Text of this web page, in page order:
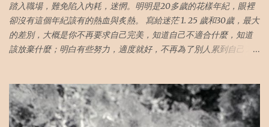
踏入職場，難免陷入內耗，迷惘。明明是20多歲的花樣年紀，眼裡
卻沒有這個年紀該有的熱血與炙熱。 寫給迷茫 1. 25 歲和30歲，最大
的差別，大概是你不再要求自己完美，知道自己不適合什麼，知道
該放棄什麼；明白有些努力，適度就好，不再為了別人累到自己 25
結果） 。 2. 不再需要靠別人讚美來成就自己 （無可否認，人是需要
來自他人的認同感來肯定自身價值。但是，在這過程中，我們往往
為了他人的讚美而違背了自己的初衷） 寫給焦慮 3. 我掉眼淚，是因